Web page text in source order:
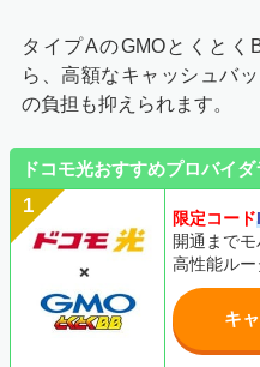
タイプAのGMOとくとく
ら、高額なキャッシュバ
の負担も抑えられます。
ドコモ光おすすめプロバイ
限定コード
開通まで
高性能ル
キ